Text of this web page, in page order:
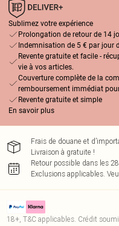
Sublimez votre expérience
Prolongation de retour de 14
Indemnisation de 5 € par jour
Revente gratuite et facile -
vie à vos articles.
Couverture complète de la
remboursement immédiat
Revente gratuite et simple
En savoir plus
Frais de douane et
Livraison à gratuite !
Retour possible dans les
Exclusions applicables.
18+, T&C applicables. Crédit